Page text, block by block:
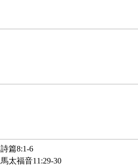
詩篇8:1-6
馬太福音11:29-30